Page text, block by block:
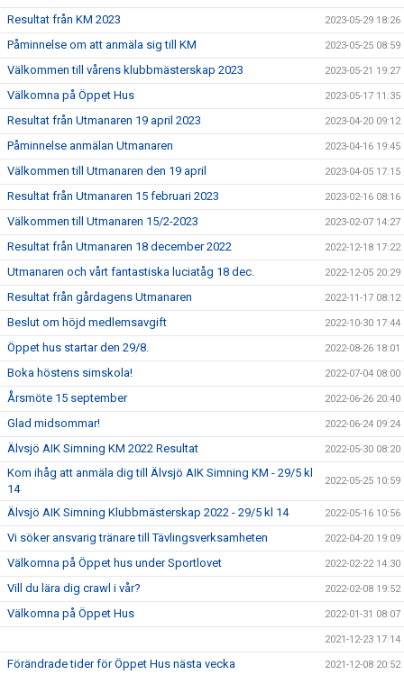
Resultat från KM 2023 2023-05-29 18:26
Påminnelse om att anmäla sig till KM 2023-05-25 08:59
Välkommen till vårens klubbmästerskap 2023 2023-05-21 19:27
Välkomna på Öppet Hus 2023-05-17 11:35
Resultat från Utmanaren 19 april 2023 2023-04-20 09:12
Påminnelse anmälan Utmanaren 2023-04-16 19:45
Välkommen till Utmanaren den 19 april 2023-04-05 17:15
Resultat från Utmanaren 15 februari 2023 2023-02-16 08:16
Välkommen till Utmanaren 15/2-2023 2023-02-07 14:27
Resultat från Utmanaren 18 december 2022 2022-12-18 17:22
Utmanaren och vårt fantastiska luciatåg 18 dec. 2022-12-05 20:29
Resultat från gårdagens Utmanaren 2022-11-17 08:12
Beslut om höjd medlemsavgift 2022-10-30 17:44
Öppet hus startar den 29/8. 2022-08-26 18:01
Boka höstens simskola! 2022-07-04 08:00
Årsmöte 15 september 2022-06-26 20:40
Glad midsommar! 2022-06-24 09:24
Älvsjö AIK Simning KM 2022 Resultat 2022-05-30 08:20
Kom ihåg att anmäla dig till Älvsjö AIK Simning KM - 29/5 kl
14
2022-05-25 10:59
Älvsjö AIK Simning Klubbmästerskap 2022 - 29/5 kl 14 2022-05-16 10:56
Vi söker ansvarig tränare till Tävlingsverksamheten 2022-04-20 19:09
Välkomna på Öppet hus under Sportlovet 2022-02-22 14:30
Vill du lära dig crawl i vår? 2022-02-08 19:52
Välkomna på Öppet Hus 2022-01-31 08:07
2021-12-23 17:14
Förändrade tider för Öppet Hus nästa vecka 2021-12-08 20:52